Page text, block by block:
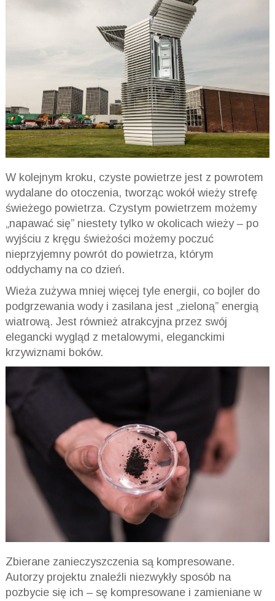
W kolejnym kroku, czyste powietrze jest z powrotem
wydalane do otoczenia, tworząc wokół wieży strefę
świeżego powietrza. Czystym powietrzem możemy
„napawać się” niestety tylko w okolicach wieży – po
wyjściu z kręgu świeżości możemy poczuć
nieprzyjemny powrót do powietrza, którym
oddychamy na co dzień.
Wieża zużywa mniej więcej tyle energii, co bojler do
podgrzewania wody i zasilana jest „zieloną” energią
wiatrową. Jest również atrakcyjna przez swój
elegancki wygląd z metalowymi, eleganckimi
krzywiznami boków.
Zbierane zanieczyszczenia są kompresowane.
Autorzy projektu znaleźli niezwykły sposób na
pozbycie się ich – sę kompresowane i zamieniane w